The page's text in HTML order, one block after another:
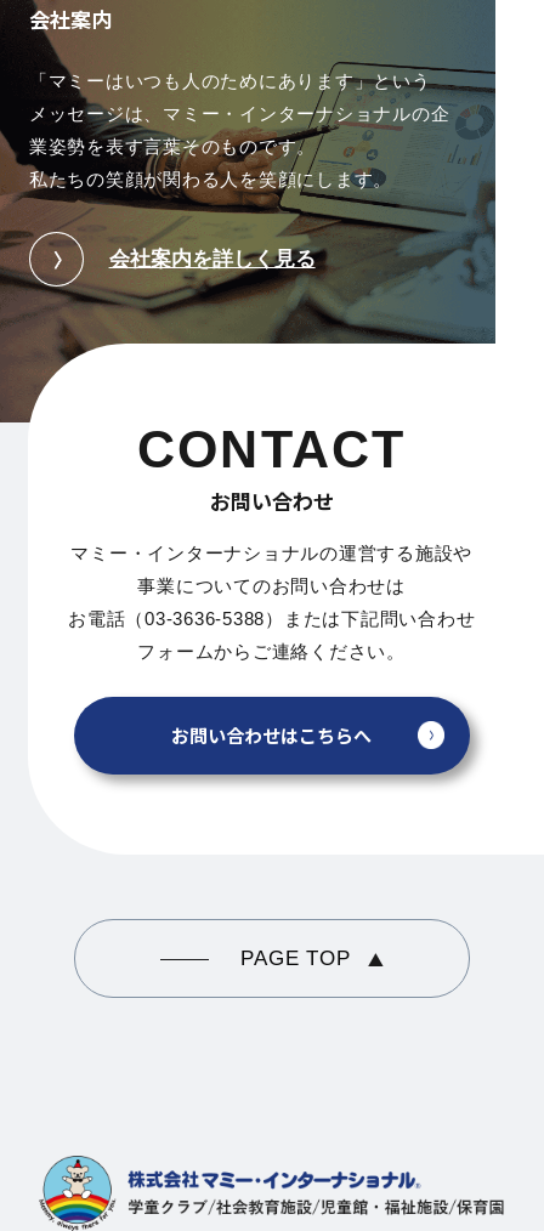
会社案内
「マミーはいつも人のためにあります」という
メッセージは、 マミー・インターナショナルの企
業姿勢を表す言葉そのものです。
私たちの笑顔が関わる人を笑顔にします。
会社案内を詳しく見る
CONTACT
お問い合わせ
マミー・インターナショナルの運営する施設や
事業についてのお問い合わせは
お電話（03-3636-5388）または下記問い合わせ
フォームからご連絡ください。
お問い合わせはこちらへ
PAGE TOP